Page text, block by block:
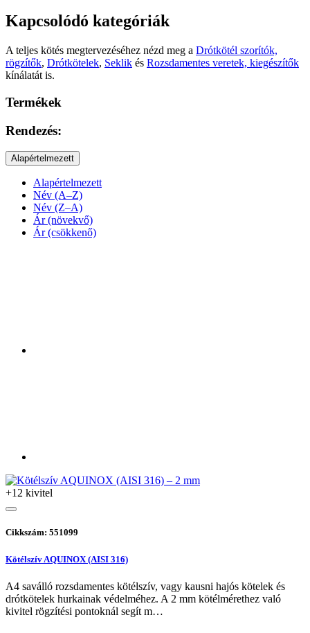
Kapcsolódó kategóriák
A teljes kötés megtervezéséhez nézd meg a Drótkötél szorítók,
rögzítők, Drótkötelek, Seklik és Rozsdamentes veretek, kiegészítők
kínálatát is.
Termékek
Rendezés:
Alapértelmezett
Alapértelmezett
Név (A–Z)
Név (Z–A)
Ár (növekvő)
Ár (csökkenő)
+12 kivitel
Cikkszám: 551099
Kötélszív AQUINOX (AISI 316)
A4 saválló rozsdamentes kötélszív, vagy kausni hajós kötelek és
drótkötelek hurkainak védelméhez. A 2 mm kötélmérethez való
kivitel rögzítési pontoknál segít m…